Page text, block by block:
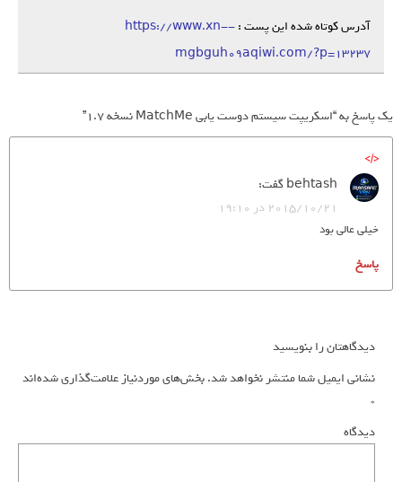
آدرس کوتاه شده این پست :https://www.xn--
mgbguh09aqiwi.com/?p=13237
یک پاسخ به “اسکریپت سیستم دوست یابی MatchMe نسخه 1.7”
behtashگفت:
2015/10/21 در 19:10
خیلی عالی بود
پاسخ
دیدگاهتان را بنویسید
نشانی ایمیل شما منتشر نخواهد شد.بخش‌های موردنیاز علامت‌گذاری شده‌اند
*
دیدگاه